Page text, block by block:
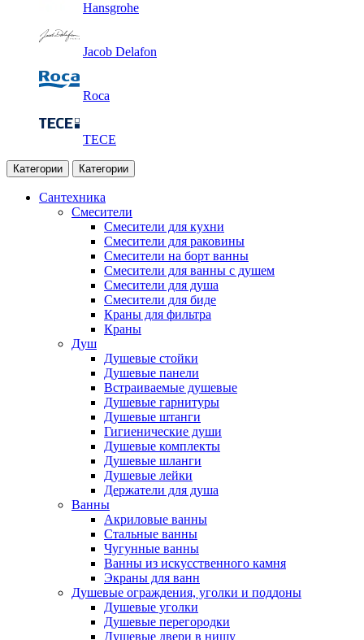
Hansgrohe
Jacob Delafon
Roca
TECE
Категории Категории
Сантехника
Смесители
Смесители для кухни
Смесители для раковины
Смесители на борт ванны
Смесители для ванны с душем
Смесители для душа
Смесители для биде
Краны для фильтра
Краны
Душ
Душевые стойки
Душевые панели
Встраиваемые душевые
Душевые гарнитуры
Душевые штанги
Гигиенические души
Душевые комплекты
Душевые шланги
Душевые лейки
Держатели для душа
Ванны
Акриловые ванны
Стальные ванны
Чугунные ванны
Ванны из искусственного камня
Экраны для ванн
Душевые ограждения, уголки и поддоны
Душевые уголки
Душевые перегородки
Душевые двери в нишу